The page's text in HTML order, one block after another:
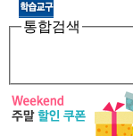
통합검색